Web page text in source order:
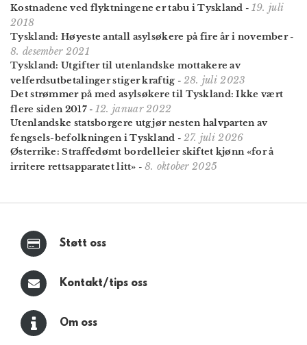
Kostnadene ved flyktningene er tabu i Tyskland - 19. juli
2018
Tyskland: Høyeste antall asylsøkere på fire år i november-
8. desember 2021
Tyskland: Utgifter til utenlandske mottakere av
velferdsutbetalinger stiger kraftig - 28. juli 2023
Det strømmer på med asylsøkere til Tyskland: Ikke vært
flere siden 2017- 12. januar 2022
Utenlandske stats­borgere utgjør nesten halv­parten av
fengsels-befolkningen i Tyskland - 27. juli 2026
Østerrike: Straffe­dømt bordell­eier skiftet kjønn «for å
irritere retts­apparatet litt» - 8. oktober 2025
Støtt oss
Kontakt/tips oss
Om oss